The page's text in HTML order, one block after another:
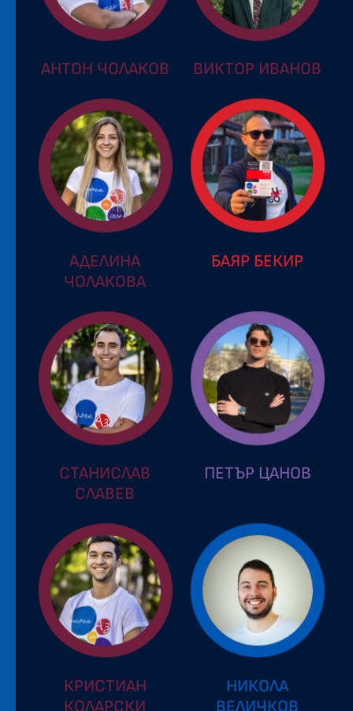
АНТОН ЧОЛАКОВ ВИКТОР ИВАНОВ
АДЕЛИНА
ЧОЛАКОВА
БАЯР БЕКИР
СТАНИСЛАВ
СЛАВЕВ
ПЕТЪР ЦАНОВ
КРИСТИАН
КОЛАРСКИ
НИКОЛА
ВЕЛИЧКОВ